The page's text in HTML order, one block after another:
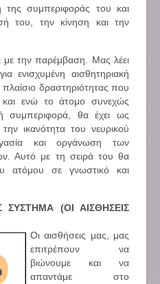
της συμπεριφοράς του και
του, την κίνηση και την
με την παρέμβαση. Μας λέει
ενισχυμένη αισθητηριακή
δραστηριότητας που
ενώ το άτομο συνεχώς
συμπεριφορά, θα έχει ως
ικανότητα του νευρικού
και οργάνωση των
Αυτό με τη σειρά του θα
ατόμου σε γνωστικό και
(ΟΙ ΑΙΣΘΗΣΕΙΣ
Οι αισθήσεις μας, μας
επιτρέπουν να
βιώνουμε και να
απαντάμε στο